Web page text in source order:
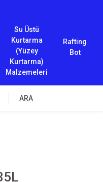
Su Üstü
Kurtarma
(Yüzey
Kurtarma)
Malzemeleri
Rafting
Bot
ARA